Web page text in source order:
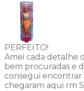
PERFEITO!
Amei cada detalhe
bem procuradas e
consegui encontrar
chegaram aqui rm